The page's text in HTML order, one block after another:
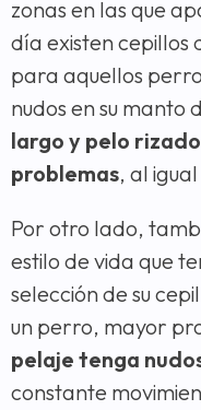
zonas en las que
día existen cepillos
para aquellos
nudos en su manto
largo y pelo
problemas, al
Por otro lado,
estilo de vida que
selección de su
un perro, mayor
pelaje tenga
constante